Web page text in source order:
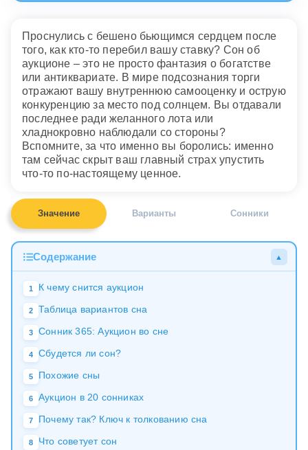
Проснулись с бешено бьющимся сердцем после
того, как кто-то перебил вашу ставку? Сон об
аукционе – это не просто фантазия о богатстве
или антиквариате. В мире подсознания торги
отражают вашу внутреннюю самооценку и острую
конкуренцию за место под солнцем. Вы отдавали
последнее ради желанного лота или
хладнокровно наблюдали со стороны?
Вспомните, за что именно вы боролись: именно
там сейчас скрыт ваш главный страх упустить
что-то по-настоящему ценное.
Значение Варианты Сонники
Содержание ▲
1 К чему снится аукцион
2 Таблица вариантов сна
3 Сонник 365: Аукцион во сне
4 Сбудется ли сон?
5 Похожие сны
6 Аукцион в 20 сонниках
7 Почему так? Ключ к толкованию сна
8 Что советует сон